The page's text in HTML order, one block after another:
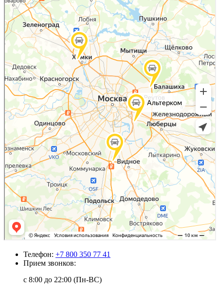
Телефон: +7 800 350 77 41
Прием звонков:
с 8:00 до 22:00 (Пн-ВС)